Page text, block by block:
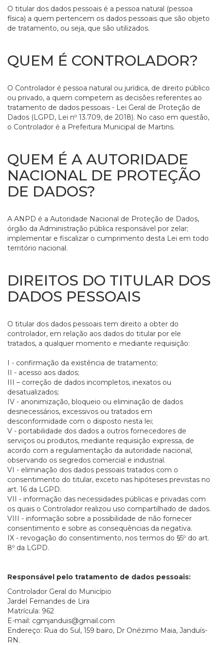
O titular dos dados pessoais é a pessoa natural (pessoa
física) a quem pertencem os dados pessoais que são objeto
de tratamento, ou seja, que são utilizados.
QUEM É CONTROLADOR?
O Controlador é pessoa natural ou jurídica, de direito público
ou privado, a quem competem as decisões referentes ao
tratamento de dados pessoais - Lei Geral de Proteção de
Dados (LGPD, Lei nº 13.709, de 2018). No caso em questão,
o Controlador é a Prefeitura Municipal de Martins.
QUEM É A AUTORIDADE
NACIONAL DE PROTEÇÃO
DE DADOS?
A ANPD é a Autoridade Nacional de Proteção de Dados,
órgão da Administração pública responsável por zelar;
implementar e fiscalizar o cumprimento desta Lei em todo
território nacional.
DIREITOS DO TITULAR DOS
DADOS PESSOAIS
O titular dos dados pessoais tem direito a obter do
controlador, em relação aos dados do titular por ele
tratados, a qualquer momento e mediante requisição:
I - confirmação da existência de tratamento;
II - acesso aos dados;
III – correção de dados incompletos, inexatos ou
desatualizados;
IV - anonimização, bloqueio ou eliminação de dados
desnecessários, excessivos ou tratados em
desconformidade com o disposto nesta lei;
V - portabilidade dos dados a outros fornecedores de
serviços ou produtos, mediante requisição expressa, de
acordo com a regulamentação da autoridade nacional,
observando os segredos comercial e industrial.
VI - eliminação dos dados pessoais tratados com o
consentimento do titular, exceto nas hipóteses previstas no
art. 16 da LGPD.
VII - informação das necessidades públicas e privadas com
os quais o Controlador realizou uso compartilhado de dados.
VIII - informação sobre a possibilidade de não fornecer
consentimento e sobre as consequências da negativa.
IX - revogação do consentimento, nos termos do §5º do art.
8º da LGPD.
Responsável pelo tratamento de dados pessoais:
Controlador Geral do Município
Jardel Fernandes de Lira
Matrícula: 962
E-mail: cgmjanduis@gmail.com
Endereço: Rua do Sul, 159 bairo, Dr Onézimo Maia, Janduís-
RN.